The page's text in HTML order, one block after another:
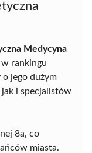
Medycyna
w rankingu
jego dużym
i specjalistów
8a, co
miasta.